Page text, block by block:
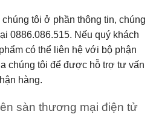
tôi ở phần thông tin, chúng
0886.086.515. Nếu quý khách
có thể liên hệ với bộ phận
chúng tôi để được hỗ trợ tư vấn
hàng.
sàn thương mại điện tử